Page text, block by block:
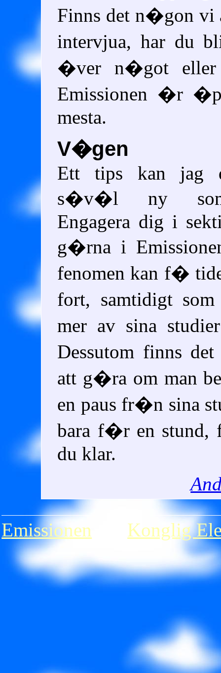
Finns det n�gon vi
intervjua, har du
�ver n�got eller
Emissionen �r
mesta.
V�gen
Ett tips kan jag
s�v�l ny
Engagera dig i
g�rna i
fenomen kan f�
fort, samtidigt
mer av sina
Dessutom finns
att g�ra om man
en paus fr�n sina
bara f�r en
du klar.
Emissionen Konglig